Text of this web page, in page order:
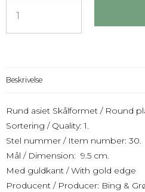
Beskrivelse
Rund asiet Skålformet / Round
Sortering / Quality: 1.
Stel nummer / Item number: 30.
Mål / Dimension: 9.5 cm.
Med guldkant / With gold edge
Producent / Producer: Bing &